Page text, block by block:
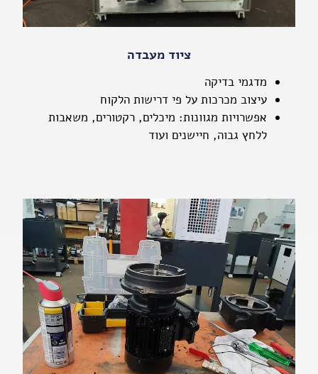
ציוד מעבדה
מדגמי בדיקה
עיצוב מכרכות על פי דרישות הלקוח
אפשרויות מגוונות: מיכלים, רקטורים, משאבות
ללחץ גבוה, חיישנים ועוד